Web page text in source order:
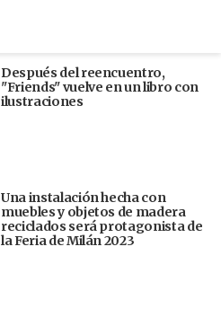
Después del reencuentro,
"Friends" vuelve en un libro con
ilustraciones
Una instalación hecha con
muebles y objetos de madera
reciclados será protagonista de
la Feria de Milán 2023